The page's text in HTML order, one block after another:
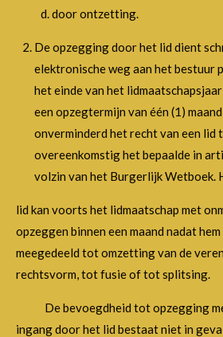
door ontzetting.
De opzegging door het lid dient
elektronische weg aan het bestuur
het einde van het
een opzegtermijn van één (1)
onverminderd het recht van een lid
overeenkomstig het bepaalde in
volzin van het Burgerlijk Wetboek.
lid kan voorts het lidmaatschap met
opzeggen binnen een maand nadat
meegedeeld tot omzetting van de
rechtsvorm, tot fusie of tot splitsing.
De bevoegdheid tot opzegging
ingang door het lid bestaat niet in